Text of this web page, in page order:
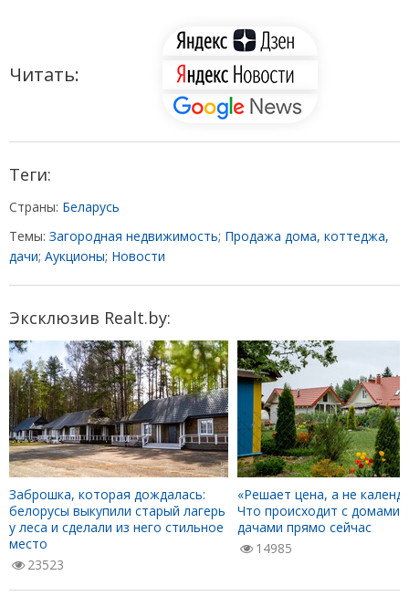
Читать:
Теги:
Страны: Беларусь
Темы: Загородная недвижимость; Продажа дома, коттеджа,
дачи; Аукционы; Новости
Эксклюзив Realt.by:
Заброшка, которая дождалась:
белорусы выкупили старый лагерь
у леса и сделали из него стильное
место
23523
«Решает цена, а не
Что происходит с домами
дачами прямо сейчас
14985